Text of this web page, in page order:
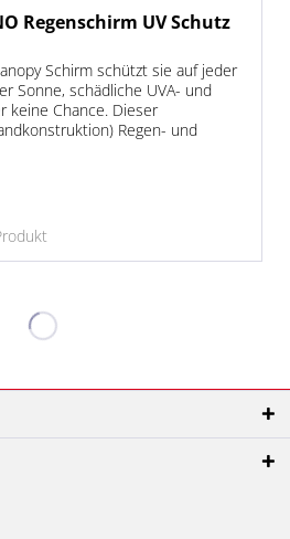
Regenschirm UV Schutz
Schirm schützt sie auf jeder
Sonne, schädliche UVA- und
keine Chance. Dieser
Regen- und